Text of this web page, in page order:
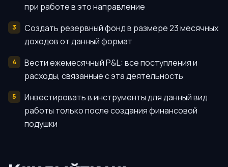
при работе в это направление
Создать резервный фонд в размере 23 месячных
доходов от данный формат
Вести ежемесячный P&L: все поступления и
расходы, связанные с эта деятельность
Инвестировать в инструменты для данный вид
работы только после создания финансовой
подушки